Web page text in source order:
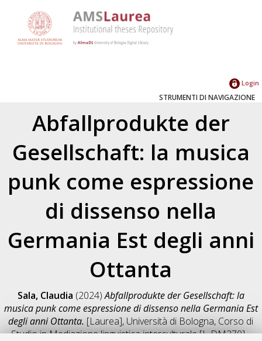
Login
STRUMENTI DI NAVIGAZIONE
Abfallprodukte der
Gesellschaft: la musica
punk come espressione
di dissenso nella
Germania Est degli anni
Ottanta
Sala, Claudia (2024)Abfallprodukte der Gesellschaft: la
musica punk come espressione di dissenso nella Germania Est
degli anni Ottanta. [Laurea], Università di Bologna, Corso di
Studio inMediazione linguistica interculturale [L-DM270] -